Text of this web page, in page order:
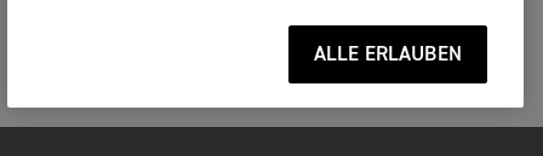
ALLE ERLAUBEN